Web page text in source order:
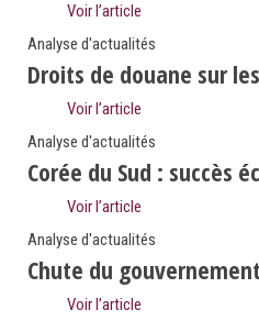
Voir l’article
Analyse d'actualités
Droits de douane sur
Voir l’article
Analyse d'actualités
Corée du Sud : succès
Voir l’article
Analyse d'actualités
Chute du
Voir l’article